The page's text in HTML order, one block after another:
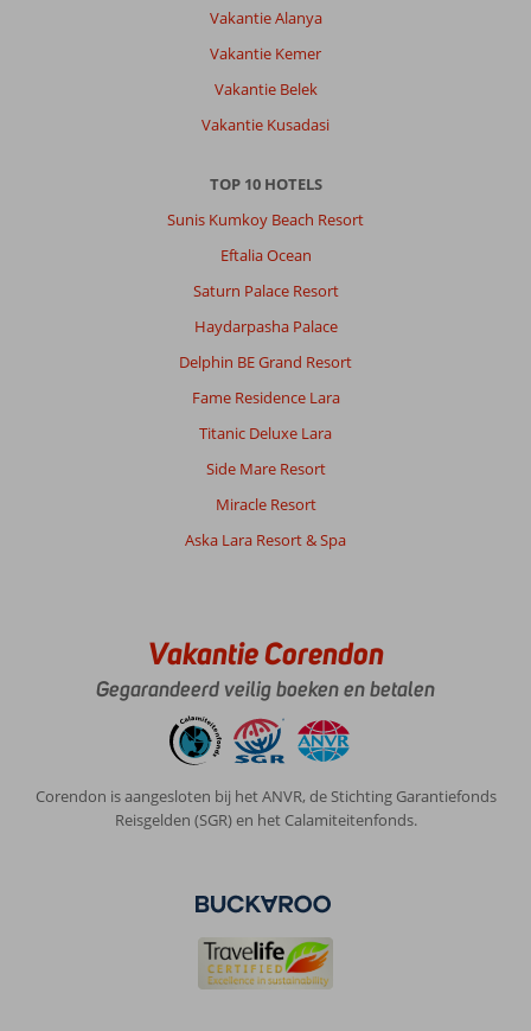
Vakantie Alanya
Vakantie Kemer
Vakantie Belek
Vakantie Kusadasi
TOP 10 HOTELS
Sunis Kumkoy Beach Resort
Eftalia Ocean
Saturn Palace Resort
Haydarpasha Palace
Delphin BE Grand Resort
Fame Residence Lara
Titanic Deluxe Lara
Side Mare Resort
Miracle Resort
Aska Lara Resort & Spa
Vakantie Corendon
Gegarandeerd veilig boeken en betalen
Corendon is aangesloten bij het ANVR, de Stichting Garantiefonds
Reisgelden (SGR) en het Calamiteitenfonds.